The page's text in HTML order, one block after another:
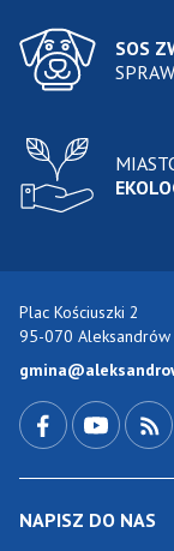
SOS
Plac Kościuszki 2
95-070 Aleksandrów
NAPISZ DO NAS